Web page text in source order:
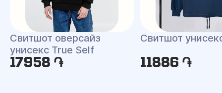
Свитшот оверсайз
унисекс True Self
17958 ֏
Свитшот
11886 ֏